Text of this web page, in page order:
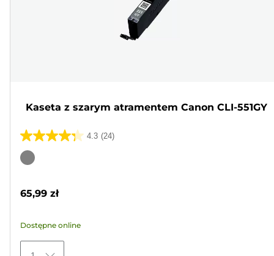
Kaseta z szarym atramentem Canon CLI-551GY
4.3 (24)
4.3
na
24
Wkład
65,99 zł
Dostępne online